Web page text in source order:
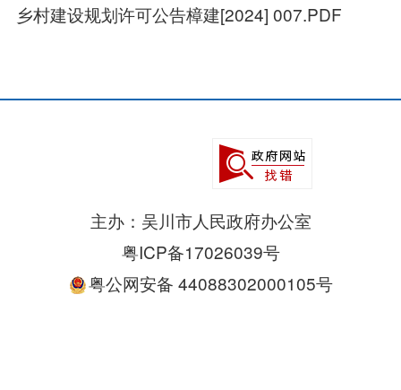
乡村建设规划许可公告樟建[2024] 007.PDF
主办：吴川市人民政府办公室
粤ICP备17026039号
粤公网安备 44088302000105号